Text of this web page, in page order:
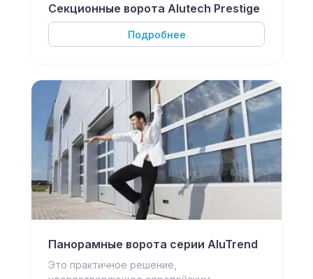
Секционные ворота Alutech Prestige
Подробнее
Панорамные ворота серии AluTrend
Это практичное решение,